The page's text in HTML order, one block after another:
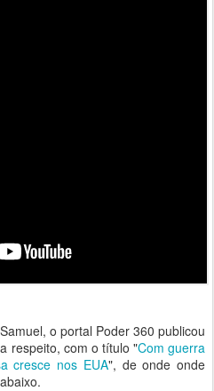
o portal Poder 360 publicou
respeito, com o título "Com guerra
cresce nos EUA", de onde onde